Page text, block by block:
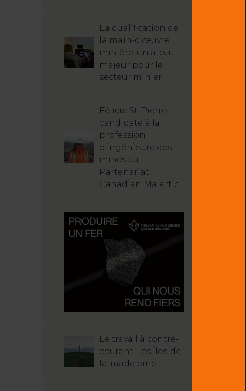
La qualification de
la main-d’œuvre
minière, un atout
majeur pour le
secteur minier
Félicia St-Pierre,
candidate à la
profession
d’ingénieure des
mines au
Partenariat
Canadian Malartic
Le travail à contre-
courant : les Îles-de-
la-madeleine